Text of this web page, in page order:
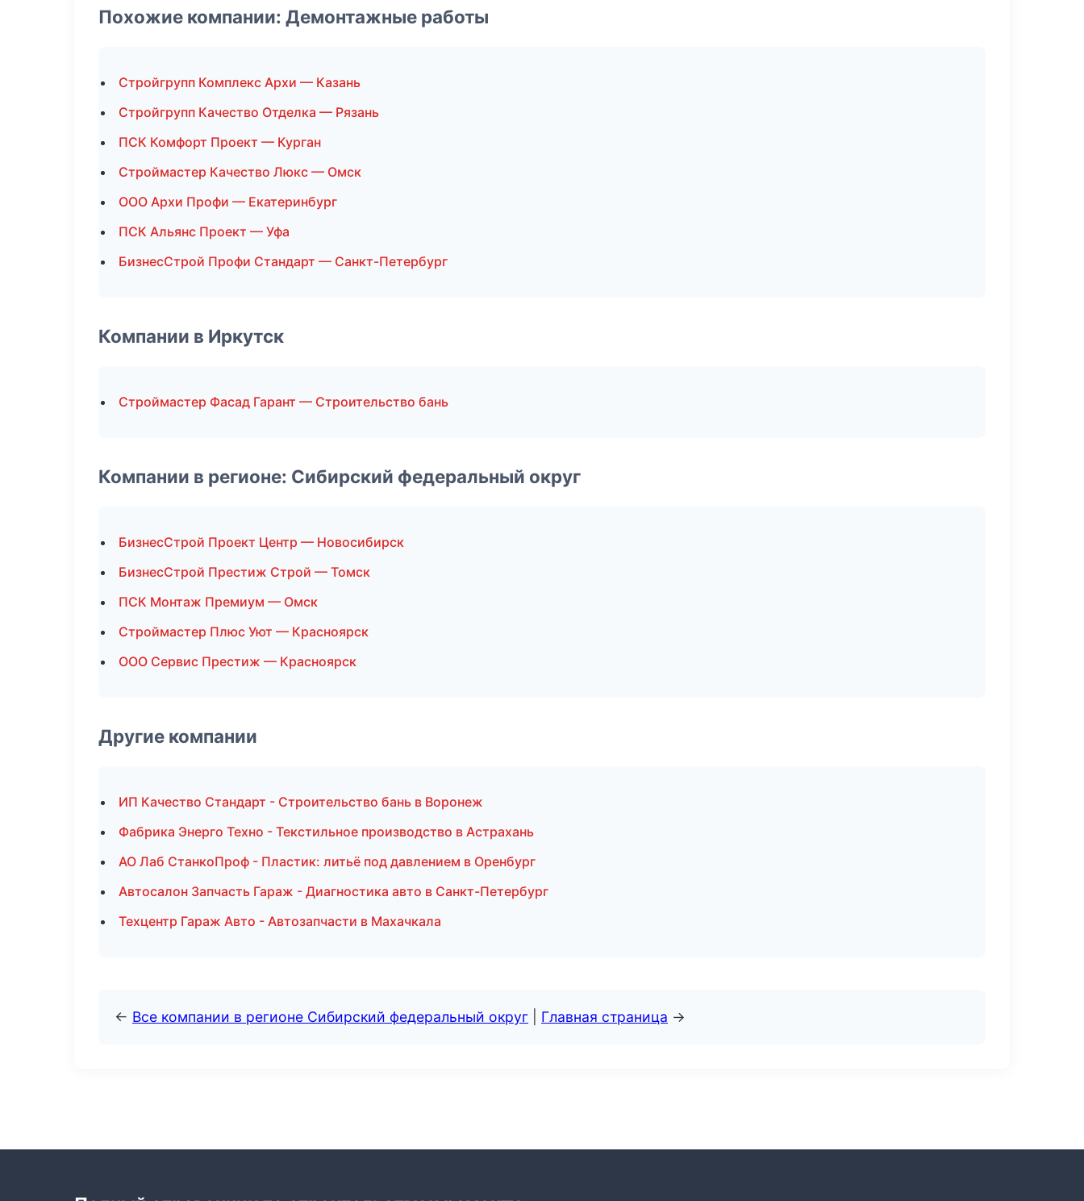
Похожие компании: Демонтажные работы
Стройгрупп Комплекс Архи — Казань
Стройгрупп Качество Отделка — Рязань
ПСК Комфорт Проект — Курган
Строймастер Качество Люкс — Омск
ООО Архи Профи — Екатеринбург
ПСК Альянс Проект — Уфа
БизнесСтрой Профи Стандарт — Санкт-Петербург
Компании в Иркутск
Строймастер Фасад Гарант — Строительство бань
Компании в регионе: Сибирский федеральный округ
БизнесСтрой Проект Центр — Новосибирск
БизнесСтрой Престиж Строй — Томск
ПСК Монтаж Премиум — Омск
Строймастер Плюс Уют — Красноярск
ООО Сервис Престиж — Красноярск
Другие компании
ИП Качество Стандарт - Строительство бань в Воронеж
Фабрика Энерго Техно - Текстильное производство в Астрахань
АО Лаб СтанкоПроф - Пластик: литьё под давлением в Оренбург
Автосалон Запчасть Гараж - Диагностика авто в Санкт-Петербург
Техцентр Гараж Авто - Автозапчасти в Махачкала
← Все компании в регионе Сибирский федеральный округ Главная страница →